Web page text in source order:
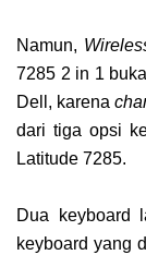
Namun,
7285 2 in 1
Dell, karena
dari tiga opsi
Latitude 7285.
Dua keyboard
keyboard yang